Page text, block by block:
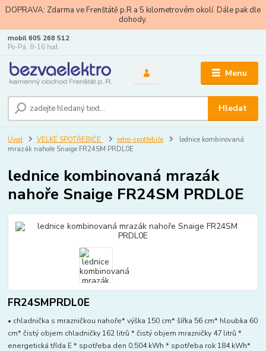
DOPRAVA: Zdarma ve Frenštátě p.R a 5 kilometrovém okolí. Dále pak dle
dohody.
Menu
Hledat
mobil 605 268 512
Po-Pá, 8-16 hod.
Úvod VELKÉ SPOTŘEBIČE retro-spotřebiče
lednice kombinovaná
mrazák nahoře Snaige FR24SM PRDL0E
lednice kombinovaná mrazák
nahoře Snaige FR24SM PRDL0E
FR24SMPRDL0E
• chladnička s mrazničkou nahoře* výška 150 cm* šířka 56 cm* hloubka 60
cm* čistý objem chladničky 162 litrů * čistý objem mrazničky 47 litrů *
energetická třída E * spotřeba den 0,504 kWh * spotřeba rok 184 kWh*